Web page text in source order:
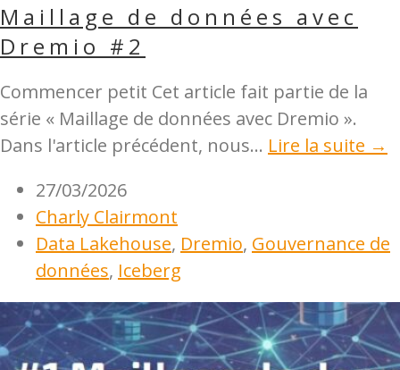
Maillage de données avec
Dremio #2
Commencer petit Cet article fait partie de la
série « Maillage de données avec Dremio ».
Dans l'article précédent, nous... Lire la suite →
27/03/2026
Charly Clairmont
Data Lakehouse, Dremio, Gouvernance de
données, Iceberg